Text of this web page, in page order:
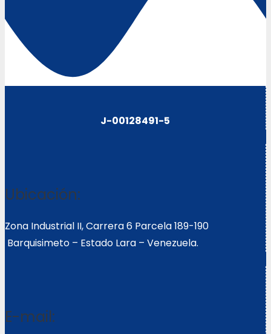
J-00128491-5
Ubicación:
Zona Industrial II, Carrera 6 Parcela 189-190
Barquisimeto – Estado Lara – Venezuela.
E-mail: